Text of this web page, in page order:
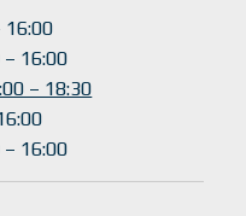
16:00
16:00
– 18:30
– 16:00